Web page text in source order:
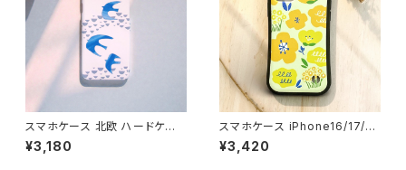
スマホケース 北欧 ハードケー
ス iPhone17/galaxy/Google
pixel/Xperia ワンポイント バ
¥3,180
スマホケース iPhone16/17/1
5/14/SE3 グリップケース 北欧
花柄 耐衝撃 持ちやすい【カラフ
¥3,420